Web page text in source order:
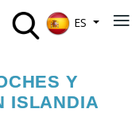
ES
Y
ISLANDIA
≡